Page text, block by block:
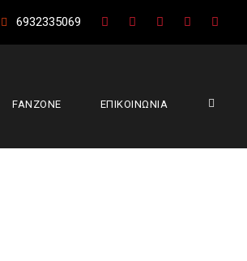
6932335069
FANZONE ΕΠΙΚΟΙΝΩΝΙΑ